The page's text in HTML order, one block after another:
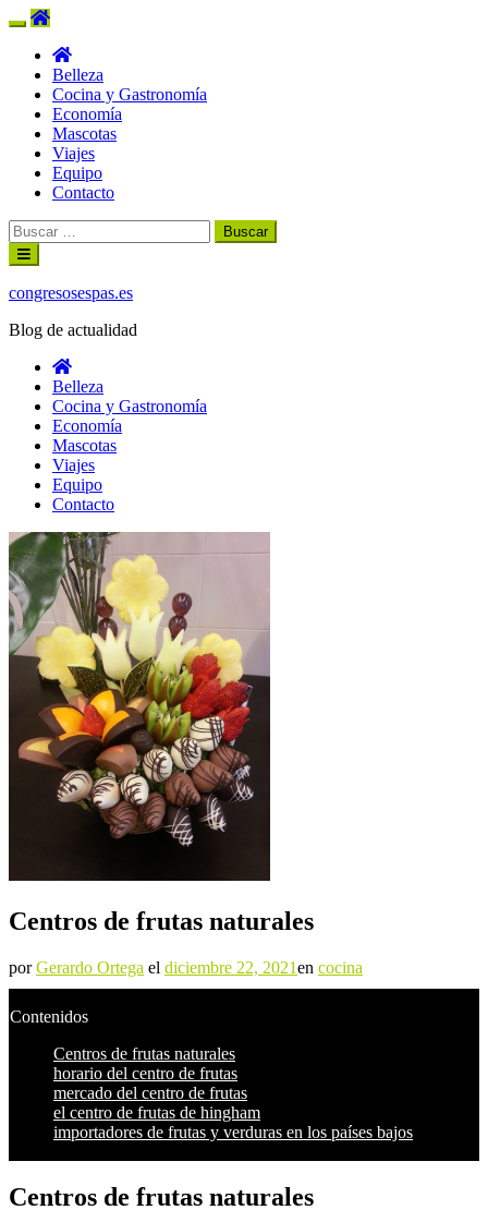
Belleza
Cocina y Gastronomía
Economía
Mascotas
Viajes
Equipo
Contacto
Buscar:
Ir
al
contenido
congresosespas.es
Blog de actualidad
Belleza
Cocina y Gastronomía
Economía
Mascotas
Viajes
Equipo
Contacto
Centros de frutas naturales
porGerardo Ortega el diciembre 22, 2021en cocina
Contenidos
Centros de frutas naturales
horario del centro de frutas
mercado del centro de frutas
el centro de frutas de hingham
importadores de frutas y verduras en los países bajos
Centros de frutas naturales